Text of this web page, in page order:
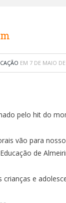
EM 7 DE MAIO
pelo hit do
vão para
de
e